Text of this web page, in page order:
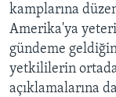
ULUSLARARASI
SAĞLIK
BİLİM VE
AMERIKA'YA
İNGİLİZCE
MULTİMEDYA
kamplarına
Amerika'ya
gündeme
yetkililerin
açıklamalarına